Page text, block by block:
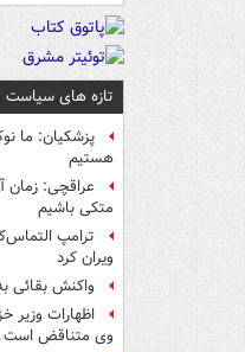
تازه های سیاست
پزشکیان: ما
هستیم
عراقچی: زمان
متکی باشیم
ترامپ
ویران کرد
واکنش بقائی
اظهارات وزیر
وی متناقض است